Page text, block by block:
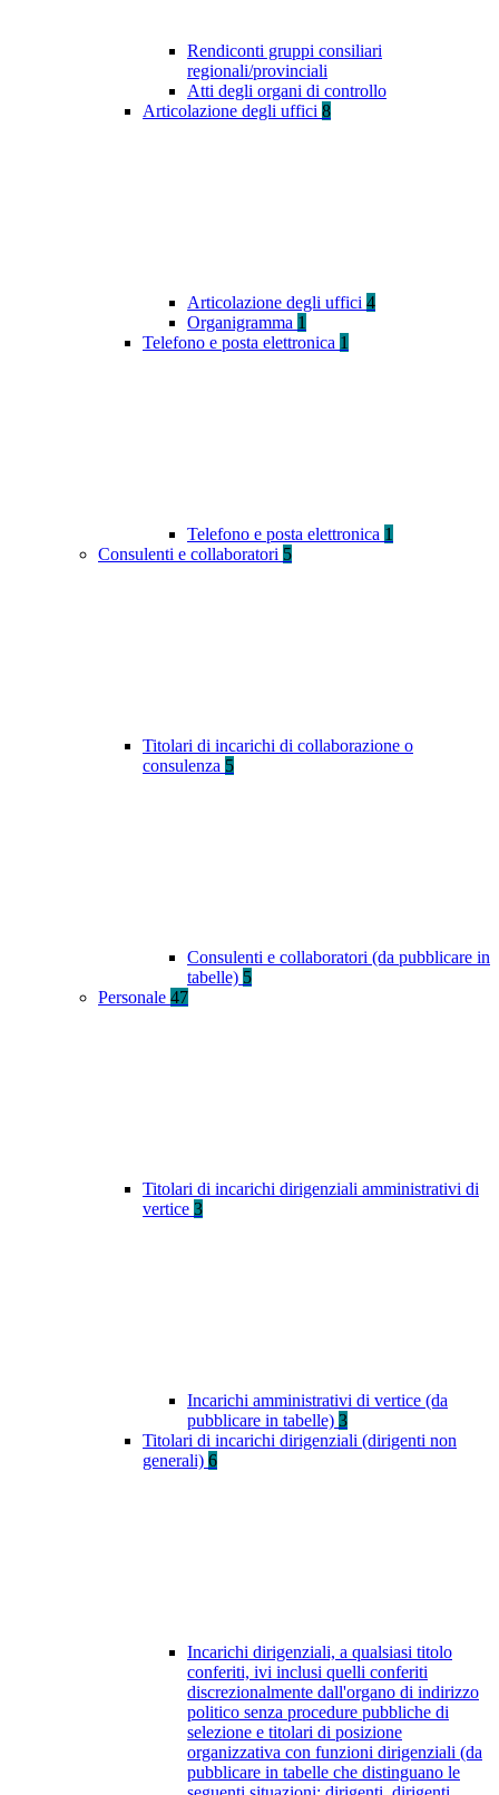
Rendiconti gruppi consiliari
regionali/provinciali
Atti degli organi di controllo
Articolazione degli uffici 8
Articolazione degli uffici 4
Organigramma 1
Telefono e posta elettronica 1
Telefono e posta elettronica 1
Consulenti e collaboratori 5
Titolari di incarichi di collaborazione o
consulenza 5
Consulenti e collaboratori (da pubblicare in
tabelle) 5
Personale 47
Titolari di incarichi dirigenziali amministrativi di
vertice 3
Incarichi amministrativi di vertice (da
pubblicare in tabelle) 3
Titolari di incarichi dirigenziali (dirigenti non
generali) 6
Incarichi dirigenziali, a qualsiasi titolo
conferiti, ivi inclusi quelli conferiti
discrezionalmente dall'organo di indirizzo
politico senza procedure pubbliche di
selezione e titolari di posizione
organizzativa con funzioni dirigenziali (da
pubblicare in tabelle che distinguano le